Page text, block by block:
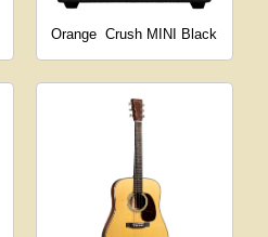
Orange Crush MINI Black